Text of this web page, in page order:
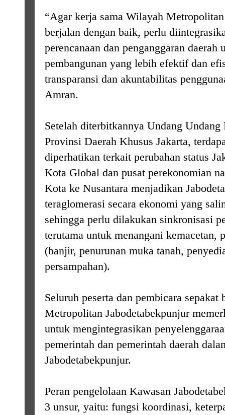
“Agar kerja sama Wilayah
berjalan dengan baik, perlu
perencanaan dan penganggaran
pembangunan yang lebih efektif dan
transparansi dan akuntabilitas
Amran.
Setelah diterbitkannya Undang
Provinsi Daerah Khusus Jakarta,
diperhatikan terkait perubahan status
Kota Global dan pusat perekonomian
Kota ke Nusantara menjadikan
teraglomerasi secara ekonomi yang
sehingga perlu dilakukan sinkronisasi
terutama untuk menangani kemacetan,
(banjir, penurunan muka tanah,
persampahan).
Seluruh peserta dan pembicara sepakat
Metropolitan Jabodetabekpunjur
untuk mengintegrasikan
pemerintah dan pemerintah daerah
Jabodetabekpunjur.
Peran pengelolaan Kawasan
3 unsur, yaitu: fungsi koordinasi,